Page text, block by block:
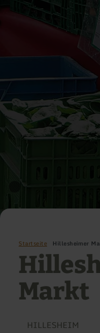
Startseite Hillesheimer
Markt
HILLESHEIM